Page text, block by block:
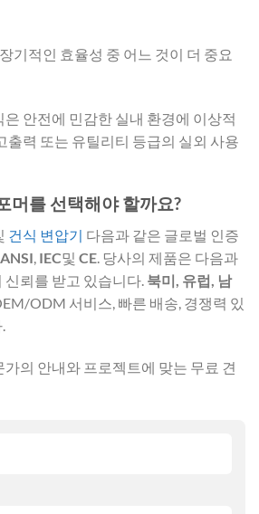
기적인 효율성 중 어느 것이 더 중요
안전에 민감한 실내 환경에 이상적
출력 또는 유틸리티 등급의 실외 사용
머를 선택해야 할까요?
건식 변압기 다음과 같은 글로벌 인증
ANSI, IEC및 CE. 당사의 제품은 다음과
뢰를 받고 있습니다. 북미, 유럽, 남
ODM 서비스, 빠른 배송, 경쟁력 있
가의 안내와 프로젝트에 맞는 무료 견